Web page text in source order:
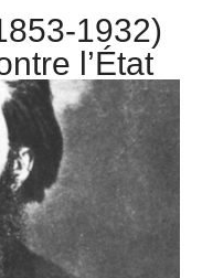
1932)
l’État